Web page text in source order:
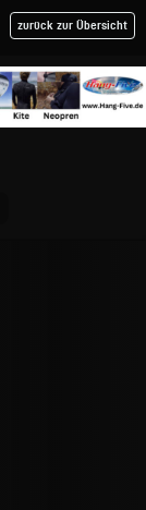
zurück zur Übersicht